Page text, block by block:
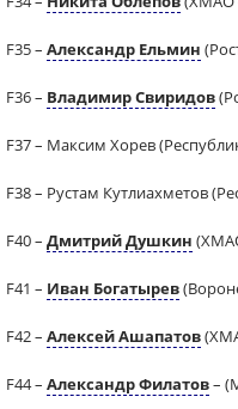
F35 – Александр Ельмин
F36 – Владимир Свиридов
F37 – Максим Хорев
F38 – Рустам Кутлиахметов
F40 – Дмитрий Душкин
F41 – Иван Богатырев
F42 – Алексей Ашапатов
F44 – Александр Филатов–